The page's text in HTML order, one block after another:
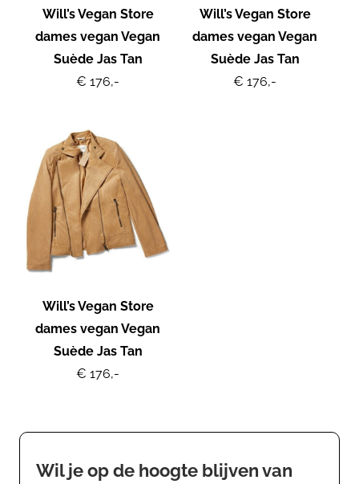
Will’s Vegan Store
dames vegan Vegan
Suède Jas Tan
€ 176,-
Will’s Vegan Store
dames vegan Vegan
Suède Jas Tan
€ 176,-
Will’s Vegan Store
dames vegan Vegan
Suède Jas Tan
€ 176,-
Wil je op de hoogte blijven van